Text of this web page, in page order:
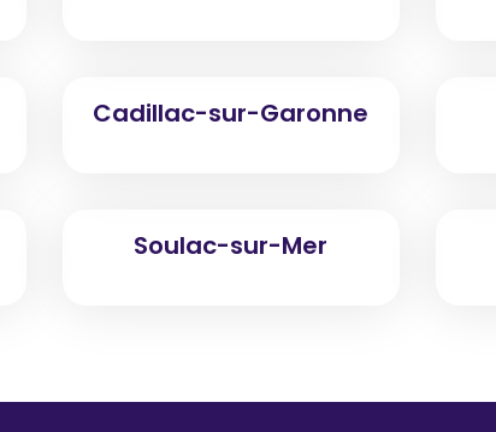
Cadillac-sur-Garonne
Soulac-sur-Mer